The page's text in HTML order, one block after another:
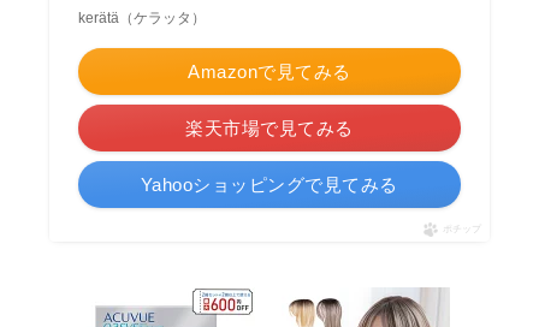
kerätä（ケラッタ）
Amazonで見てみる
楽天市場で見てみる
Yahooショッピングで見てみる
ポチップ